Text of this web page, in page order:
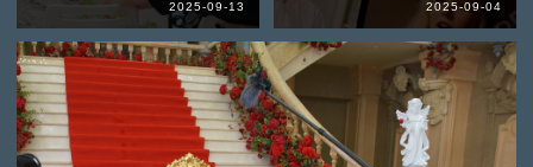
2025-09-13 2025-09-04